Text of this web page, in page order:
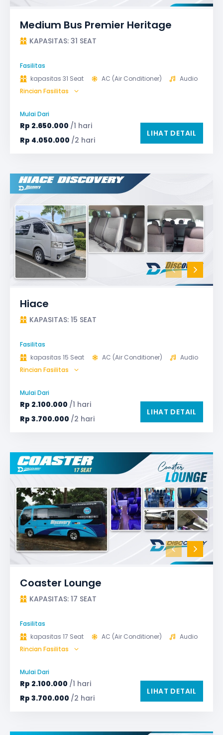
Medium Bus Premier Heritage
KAPASITAS: 31 SEAT
Fasilitas
kapasitas 31 Seat
AC (Air Conditioner)
Audio
Bagasi
GPS
Safety Tools (P3K, Windows Breaker, dll)
TV LED & Android System
Water Dispenser
Rincian Fasilitas
Mulai Dari
Rp 2.650.000 /1 hari
Rp 4.050.000 /2 hari
LIHAT DETAIL
Hiace
KAPASITAS: 15 SEAT
Fasilitas
kapasitas 15 Seat
AC (Air Conditioner)
Audio
Bantal & Selimut (optional)
Safety Tools (P3K, Windows Breaker, dll)
TV LED & Android System
Rincian Fasilitas
Mulai Dari
Rp 2.100.000 /1 hari
Rp 3.700.000 /2 hari
LIHAT DETAIL
Coaster Lounge
KAPASITAS: 17 SEAT
Fasilitas
kapasitas 17 Seat
AC (Air Conditioner)
Audio
GPS
Microphone untuk karaoke
TV LED & Android System
Rincian Fasilitas
Mulai Dari
Rp 2.100.000 /1 hari
Rp 3.700.000 /2 hari
LIHAT DETAIL